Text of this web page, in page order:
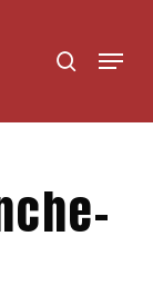
search
Menu